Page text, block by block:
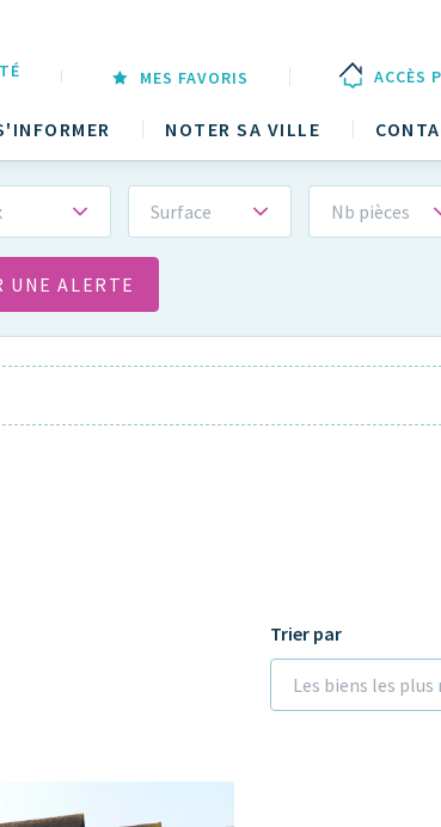
NOTER SA VILLE
MES FAVORIS ACCÈS
Surface Nb pièces
UNE ALERTE
Trier par
Les biens les plus